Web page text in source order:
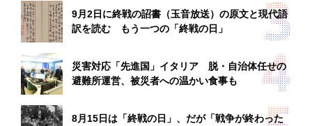
9月2日に終戦の詔書（玉音放送）の原文と現代語
訳を読む もう一つの「終戦の日」
災害対応「先進国」イタリア 脱・自治体任せの
避難所運営、被災者への温かい食事も
8月15日は「終戦の日」、だが「戦争が終わった